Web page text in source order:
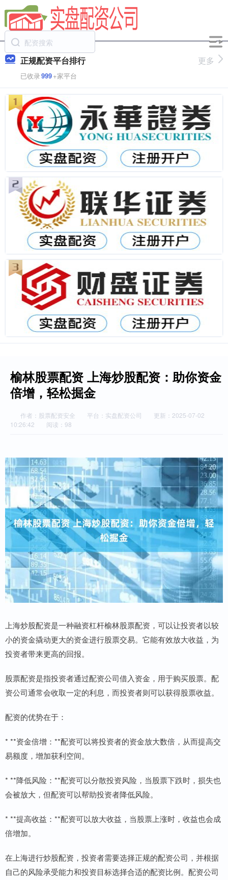
正规配资平台排行
已收录999+家平台
更多
榆林股票配资 上海炒股配资：助你资金
倍增，轻松掘金
作者：股票配资安全 平台：实盘配资公司
更新：2025-07-02
10:26:42
阅读：98
上海炒股配资是一种融资杠杆榆林股票配资，可以让投资者以较
小的资金撬动更大的资金进行股票交易。它能有效放大收益，为
投资者带来更高的回报。
股票配资是指投资者通过配资公司借入资金，用于购买股票。配
资公司通常会收取一定的利息，而投资者则可以获得股票收益。
配资的优势在于：
* **资金倍增：**配资可以将投资者的资金放大数倍，从而提高交
易额度，增加获利空间。
* **降低风险：**配资可以分散投资风险，当股票下跌时，损失也
会被放大，但配资可以帮助投资者降低风险。
* **提高收益：**配资可以放大收益，当股票上涨时，收益也会成
倍增加。
在上海进行炒股配资，投资者需要选择正规的配资公司，并根据
自己的风险承受能力和投资目标选择合适的配资比例。配资公司